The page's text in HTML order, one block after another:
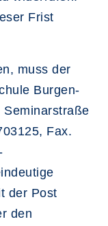
Frist
muss der
Burgen­
Seminarstraße
Fax.
der Post
den